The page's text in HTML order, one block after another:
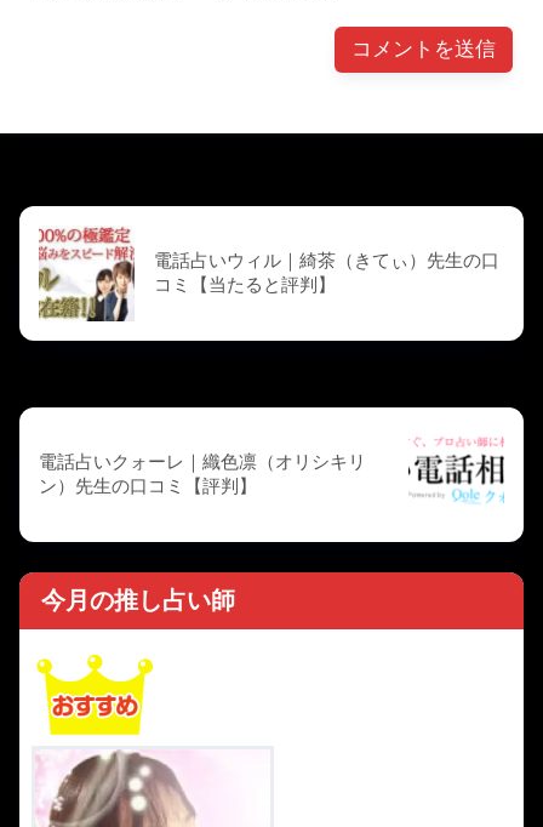
電話占いウィル｜綺茶（きてぃ）先生の口
コミ【当たると評判】
電話占いクォーレ｜織色凛（オリシキリ
ン）先生の口コミ【評判】
今月の推し占い師